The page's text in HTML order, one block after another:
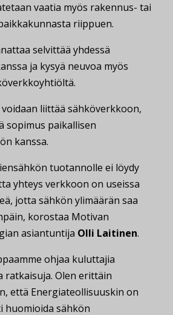
vaatia myös rakennus- tai
riippuen.
selvittää yhdessä
ja kysyä neuvoa myös
liittää sähköverkkoon,
sopimus paikallisen
kanssa.
tuotannolle ei löydy
yhteys verkkoon on useissa
jotta sähkön ylimäärän saa
korostaa Motivan
asiantuntija Olli Laitinen.
ohjaa kuluttajia
ratkaisuja. Olen erittäin
että Energiateollisuuskin on
huomioida sähkön